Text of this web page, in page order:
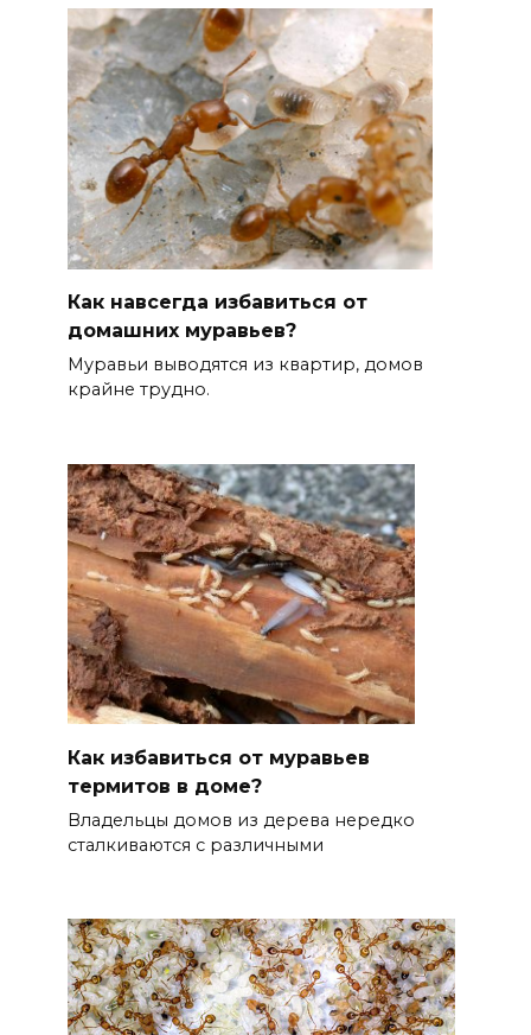
Как навсегда избавиться от
домашних муравьев?
Муравьи выводятся из квартир, домов
крайне трудно.
Как избавиться от муравьев
термитов в доме?
Владельцы домов из дерева нередко
сталкиваются с различными